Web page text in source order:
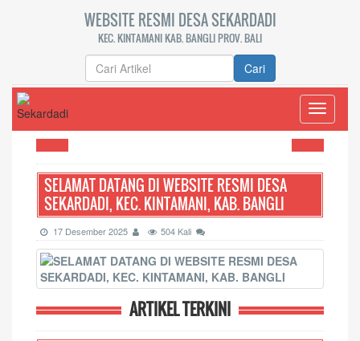
WEBSITE RESMI DESA SEKARDADI
KEC. KINTAMANI KAB. BANGLI PROV. BALI
Cari
Toggle
SELAMAT DATANG DI WEBSITE RESMI DESA
SEKARDADI, KEC. KINTAMANI, KAB. BANGLI
17 Desember 2025 504 Kali
ARTIKEL TERKINI